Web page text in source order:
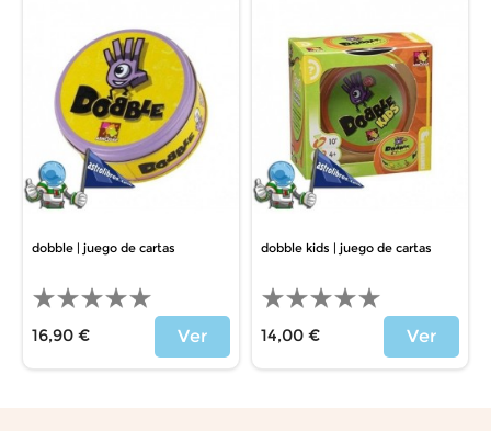
dobble | juego de cartas
16,90 €
Ver
dobble kids | juego de cartas
14,00 €
Ver